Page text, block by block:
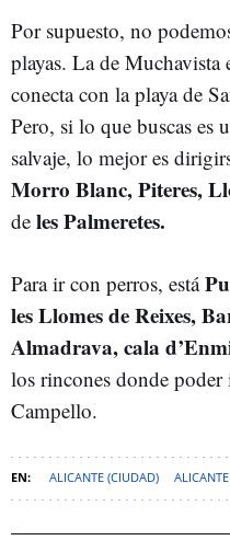
Por supuesto, no
playas. La de Muchavista
conecta con la playa de
Pero, si lo que buscas es
salvaje, lo mejor es
Morro Blanc, Piteres,
de les Palmeretes.
Para ir con perros, está
les Llomes de Reixes,
Almadrava, cala
los rincones donde poder
Campello.
ALICANTE (CIUDAD)